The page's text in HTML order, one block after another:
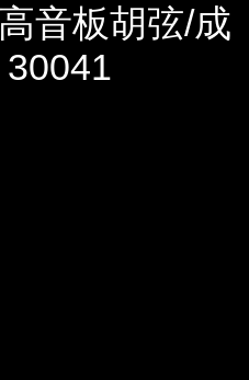
音板胡弦/成